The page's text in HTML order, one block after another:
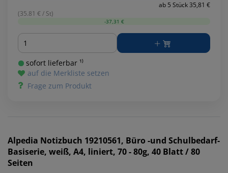
ab 5 Stück 35,81 €
(35.81 € / St)
-37,31 €
Menge
sofort lieferbar ¹⁾
auf die Merkliste setzen
Frage zum Produkt
Alpedia Notizbuch 19210561, Büro -und Schulbedarf-
Basiserie, weiß, A4, liniert, 70 - 80g, 40 Blatt / 80
Seiten